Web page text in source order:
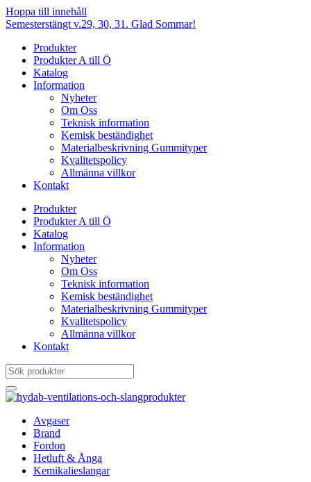
Hoppa till innehåll
Semesterstängt v.29, 30, 31. Glad Sommar!
Produkter
Produkter A till Ö
Katalog
Information
Nyheter
Om Oss
Teknisk information
Kemisk beständighet
Materialbeskrivning Gummityper
Kvalitetspolicy
Allmänna villkor
Kontakt
Produkter
Produkter A till Ö
Katalog
Information
Nyheter
Om Oss
Teknisk information
Kemisk beständighet
Materialbeskrivning Gummityper
Kvalitetspolicy
Allmänna villkor
Kontakt
Avgaser
Brand
Fordon
Hetluft & Ånga
Kemikalieslangar